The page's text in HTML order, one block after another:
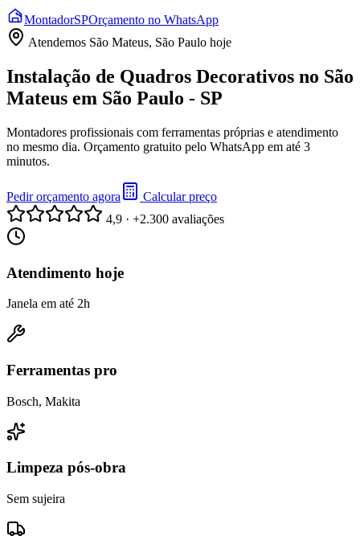
MontadorSPOrçamento no WhatsApp
Atendemos São Mateus, São Paulo hoje
Instalação de Quadros Decorativos no São
Mateus em São Paulo - SP
Montadores profissionais com ferramentas próprias e atendimento
no mesmo dia. Orçamento gratuito pelo WhatsApp em até 3
minutos.
Pedir orçamento agora
Calcular preço
4,9 · +2.300 avaliações
Atendimento hoje
Janela em até 2h
Ferramentas pro
Bosch, Makita
Limpeza pós-obra
Sem sujeira